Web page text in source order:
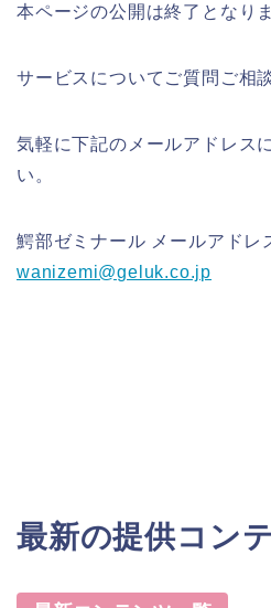
本ページの公開は終了となり
サービスについてご質問ご相
気軽に下記のメールアドレス
い。
鰐部ゼミナール メールアドレ
wanizemi@geluk.co.jp
最新の提供コン